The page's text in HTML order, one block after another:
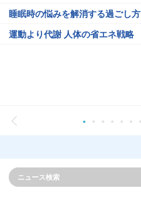
睡眠時の悩みを解消する過ごし方
運動より代謝 人体の省エネ戦略